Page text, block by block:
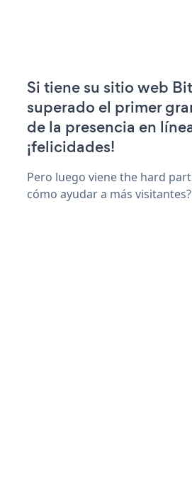
Si tiene su sitio web
superado el primer
de la presencia en
¡felicidades!
Pero luego viene the hard
cómo ayudar a más visitantes?